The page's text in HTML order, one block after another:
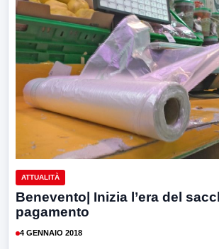
ATTUALITÀ
Benevento| Inizia l’era del
pagamento
4 GENNAIO 2018